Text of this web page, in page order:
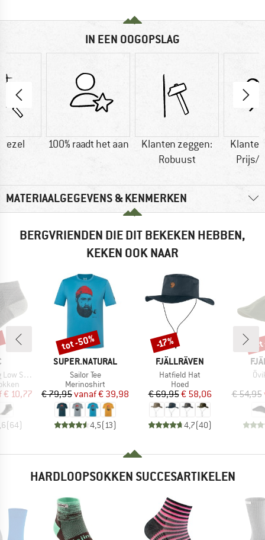
IN EEN OOGOPSLAG
100% raadt het aan
Klanten zeggen:
Robuust
Prijs/
MATERIAALGEGEVENS & KENMERKEN
BERGVRIENDEN DIE DIT BEKEKEN HEBBEN,
KEKEN OOK NAAR
Socks
prijs
€ 10,77
(64)
MERK
SUPER.NATURAL
Artikel
Sailor Tee
Productgroep
Merinoshirt
Prijs
€ 79,95 Verlaagde prijs
vanaf€ 39,98
4,5(13)
Korting
tot -50%
MERK
FJÄLLRÄVEN
Artikel
Hatfield Hat
Productgroep
Hoed
Prijs
€ 69,95Verlaagde prijs
€ 58,06
4,7(40)
Korting
-17%
€ 54,95
HARDLOOPSOKKEN SUCCESARTIKELEN